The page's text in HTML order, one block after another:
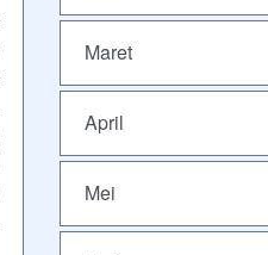
Maret
April
Mei